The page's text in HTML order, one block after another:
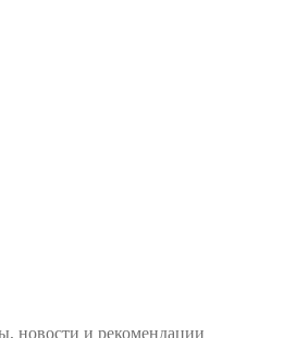
новости и рекомендации